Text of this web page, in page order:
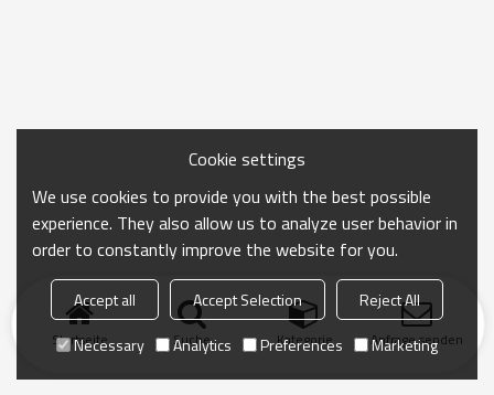
Startseite Suche Kategorie Anfrage senden
Cookie settings
We use cookies to provide you with the best possible
experience. They also allow us to analyze user behavior in
order to constantly improve the website for you.
Accept all Accept Selection
Reject All
Necessary
Analytics Preferences Marketing